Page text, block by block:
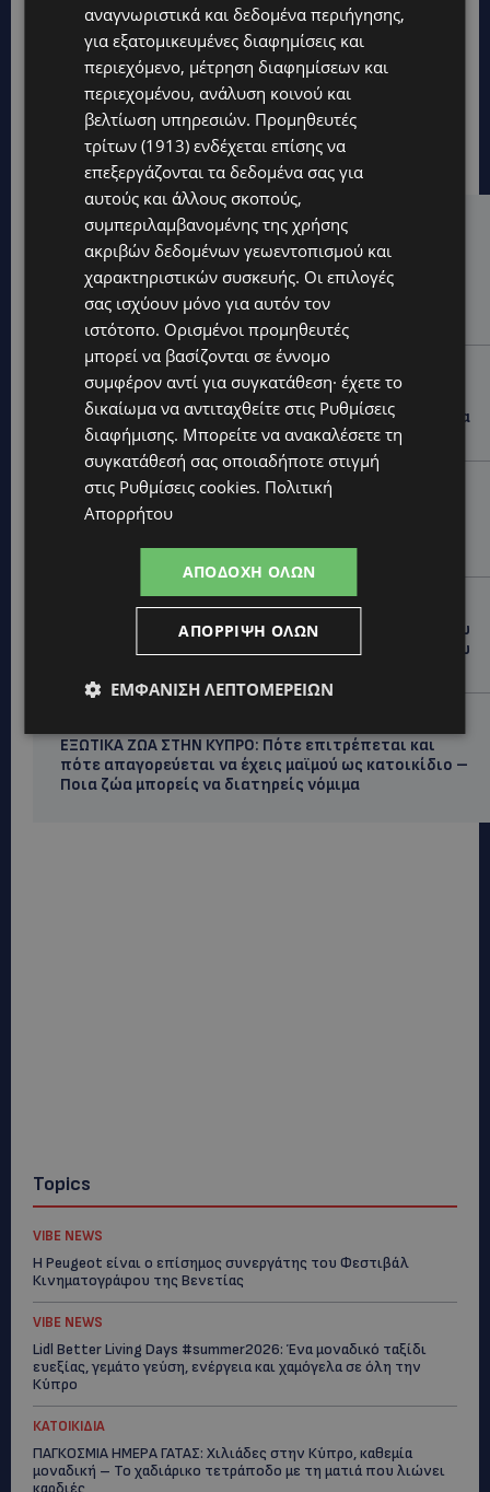
Hot this week
VIBE NEWS
Η Peugeot είναι ο επίσημος συνεργάτης του
Φεστιβάλ Κινηματογράφου της Βενετίας
VIBE NEWS
Lidl Better Living Days #summer2026: Ένα μοναδικό
ταξίδι ευεξίας, γεμάτο γεύση, ενέργεια και χαμόγελα
σε όλη την Κύπρο
ΚΑΤΟΙΚΙΔΙΑ
ΠΑΓΚΟΣΜΙΑ ΗΜΕΡΑ ΓΑΤΑΣ: Χιλιάδες στην Κύπρο,
ματιά που λιώνει καρδιές
ΤΑΣΟΣ ΧΑΤΖΗΓΙΟΒΑΝΗΣ: Η συγκλονιστική ιστορία του
12χρονου Δημήτρη και η δωρεά των 12.500 ευρώ που
ΕΞΩΤΙΚΑ ΖΩΑ ΣΤΗΝ ΚΥΠΡΟ: Πότε επιτρέπεται και
πότε απαγορεύεται να έχεις μαϊμού ως κατοικίδιο –
Ποια ζώα μπορείς να διατηρείς νόμιμα
Topics
VIBE NEWS
Η Peugeot είναι ο επίσημος συνεργάτης του Φεστιβάλ
Κινηματογράφου της Βενετίας
VIBE NEWS
Lidl Better Living Days #summer2026: Ένα μοναδικό ταξίδι
ευεξίας, γεμάτο γεύση, ενέργεια και χαμόγελα σε όλη την
Κύπρο
ΚΑΤΟΙΚΙΔΙΑ
ΠΑΓΚΟΣΜΙΑ ΗΜΕΡΑ ΓΑΤΑΣ: Χιλιάδες στην Κύπρο, καθεμία
μοναδική – Το χαδιάρικο τετράποδο με τη ματιά που λιώνει
καρδιές
αναγνωριστικά και δεδομένα περιήγησης,
για εξατομικευμένες διαφημίσεις και
περιεχόμενο, μέτρηση διαφημίσεων και
περιεχομένου, ανάλυση κοινού και
βελτίωση υπηρεσιών. Προμηθευτές
τρίτων (1913) ενδέχεται επίσης να
επεξεργάζονται τα δεδομένα σας για
αυτούς και άλλους σκοπούς,
συμπεριλαμβανομένης της χρήσης
ακριβών δεδομένων γεωεντοπισμού και
χαρακτηριστικών συσκευής. Οι επιλογές
σας ισχύουν μόνο για αυτόν τον
ιστότοπο. Ορισμένοι προμηθευτές
μπορεί να βασίζονται σε έννομο
συμφέρον αντί για συγκατάθεση· έχετε το
δικαίωμα να αντιταχθείτε στις Ρυθμίσεις
διαφήμισης. Μπορείτε να ανακαλέσετε τη
συγκατάθεσή σας οποιαδήποτε στιγμή
στις Ρυθμίσεις cookies. Πολιτική
Απορρήτου
ΑΠΟΔΟΧΉ ΌΛΩΝ
ΑΠΌΡΡΙΨΗ ΌΛΩΝ
ΕΜΦΆΝΙΣΗ ΛΕΠΤΟΜΕΡΕΙΏΝ